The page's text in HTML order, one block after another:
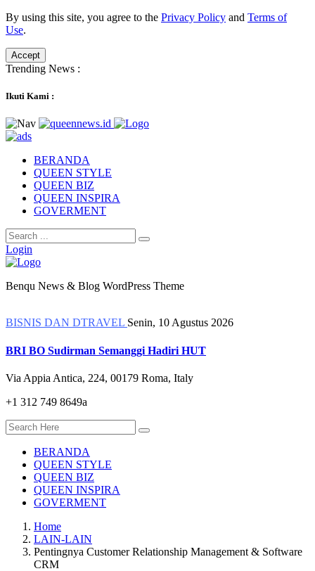
By using this site, you agree to the Privacy Policy and Terms of
Use.
Accept
Trending News :
Ikuti Kami :
BERANDA
QUEEN STYLE
QUEEN BIZ
QUEEN INSPIRA
GOVERMENT
Login
Benqu News & Blog WordPress Theme
BISNIS DAN DTRAVEL Senin, 10 Agustus 2026
BRI BO Sudirman Semanggi Hadiri HUT
Via Appia Antica, 224, 00179 Roma, Italy
+1 312 749 8649a
BERANDA
QUEEN STYLE
QUEEN BIZ
QUEEN INSPIRA
GOVERMENT
Home
LAIN-LAIN
Pentingnya Customer Relationship Management & Software
CRM